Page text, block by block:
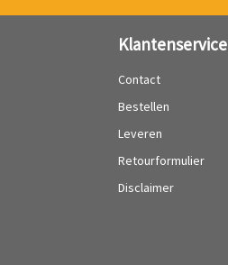
Klantenservice
Contact
Bestellen
Leveren
Retourformulier
Disclaimer